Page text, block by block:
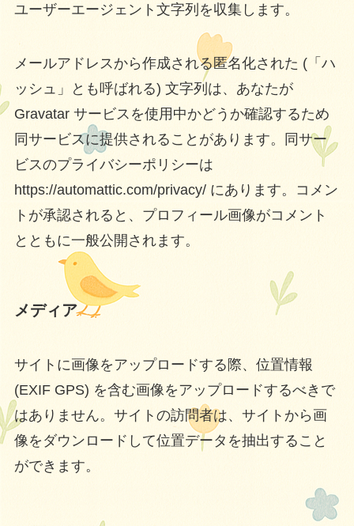
ユーザーエージェント文字列を収集します。
メールアドレスから作成される匿名化された (「ハ
ッシュ」とも呼ばれる) 文字列は、あなたが
Gravatar サービスを使用中かどうか確認するため
同サービスに提供されることがあります。同サー
ビスのプライバシーポリシーは
https://automattic.com/privacy/ にあります。コメン
トが承認されると、プロフィール画像がコメント
とともに一般公開されます。
メディア
サイトに画像をアップロードする際、位置情報
(EXIF GPS) を含む画像をアップロードするべきで
はありません。サイトの訪問者は、サイトから画
像をダウンロードして位置データを抽出すること
ができます。